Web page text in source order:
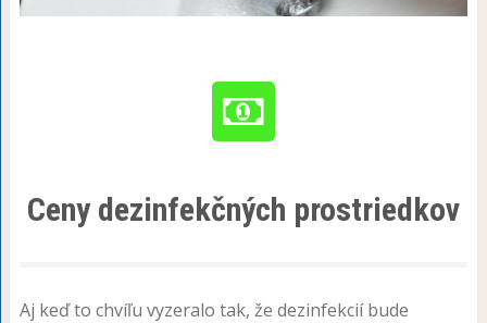
Ceny dezinfekčných prostriedkov
Aj keď to chvíľu vyzeralo tak, že dezinfekcií bude